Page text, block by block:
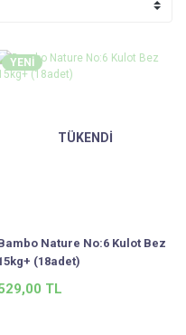
YENİ
TÜKENDİ
Nature No:6 Kulot Bez
(18adet)
TL